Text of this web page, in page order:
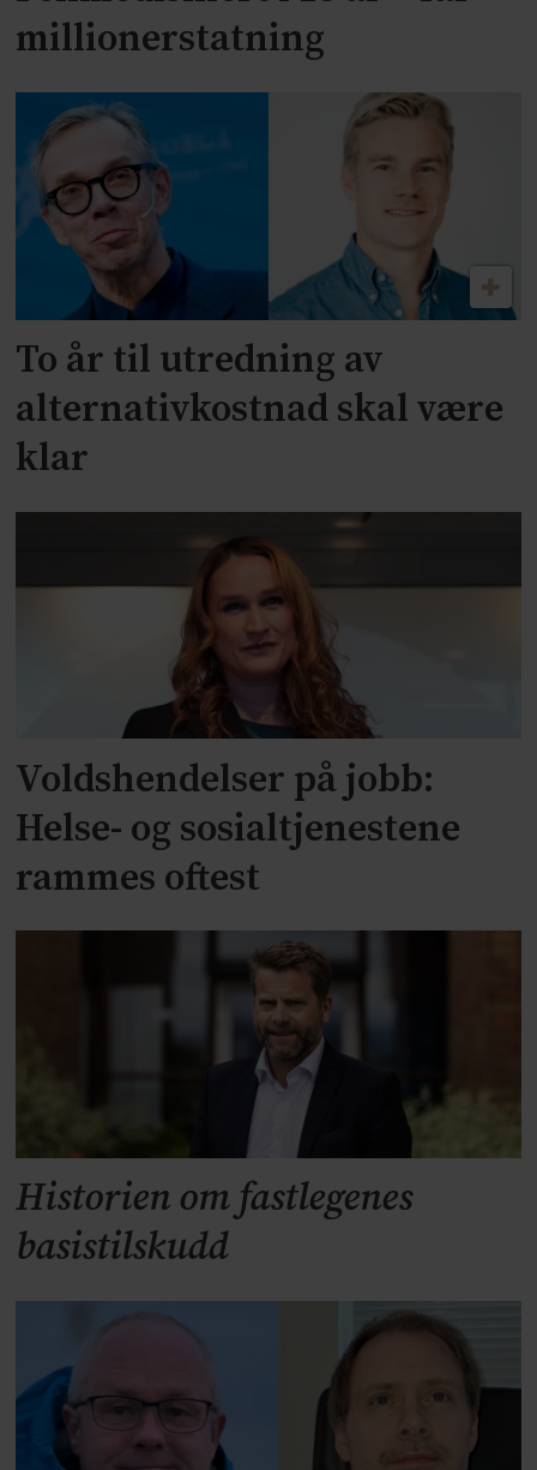
millionerstatning
To år til utredning av
alternativkostnad skal være
klar
Voldshendelser på jobb:
Helse- og sosialtjenestene
rammes oftest
Historien om fastlegenes
basistilskudd